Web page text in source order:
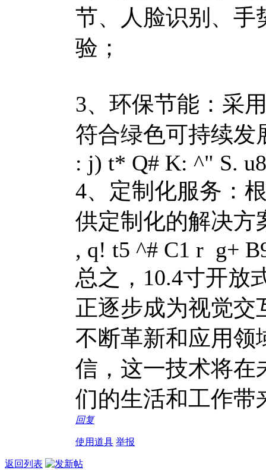
节、人脸识别、手
验；
3、环保节能：采
符合绿色可持续发
: j) t* Q# K: ^" S.
4、定制化服务：
供定制化的解决方
, q! t5 ^# C1 r g+
总之，10.4寸开放
正逐步成为视觉交
不断革新和应用领
信，这一技术将在
们的生活和工作带
回复
使用道具 举报
返回列表